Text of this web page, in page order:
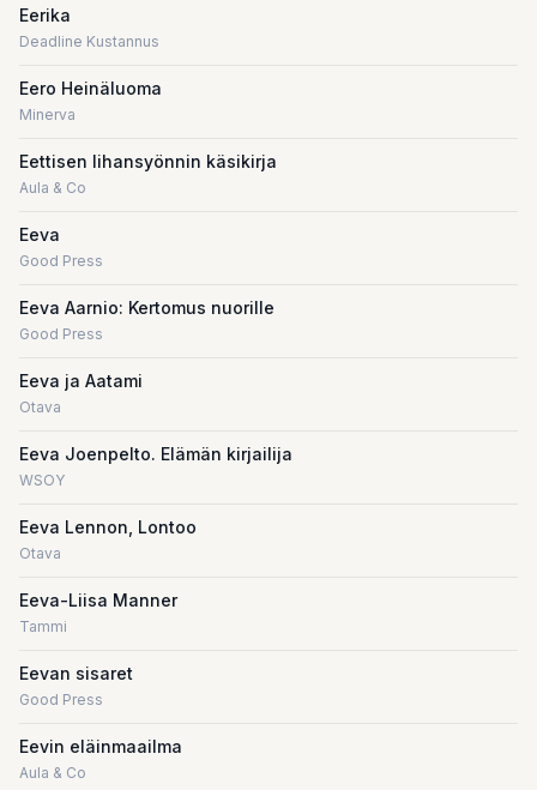
Eerika
Deadline Kustannus
Eero Heinäluoma
Minerva
Eettisen lihansyönnin käsikirja
Aula & Co
Eeva
Good Press
Eeva Aarnio: Kertomus nuorille
Good Press
Eeva ja Aatami
Otava
Eeva Joenpelto. Elämän kirjailija
WSOY
Eeva Lennon, Lontoo
Otava
Eeva-Liisa Manner
Tammi
Eevan sisaret
Good Press
Eevin eläinmaailma
Aula & Co